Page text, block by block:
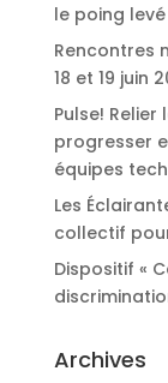
le poing levé
Rencontres
18 et 19 juin
Pulse!
progresser
équipes
Les
collectif
Dispositif «
Archives